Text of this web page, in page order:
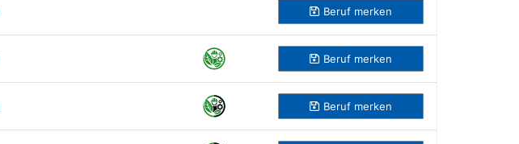
Beruf merken
Beruf merken
Beruf merken